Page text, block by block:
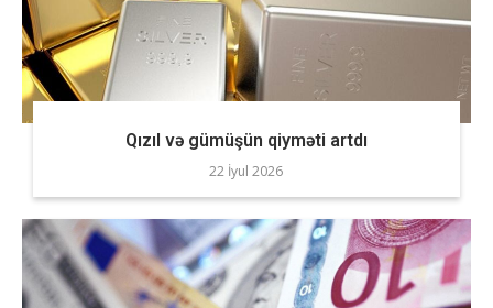
Qızıl və gümüşün qiyməti artdı
22 İyul 2026